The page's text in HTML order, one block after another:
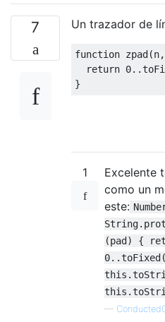
7 Un trazador de
function zpad(n,
return 0. .
}
1
Excelente
como un
este:
(pad) {
—